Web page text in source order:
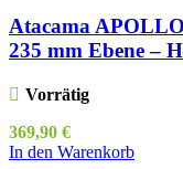
Atacama
235 mm Ebene –
Vorrätig
369,90 €
In den Warenkorb